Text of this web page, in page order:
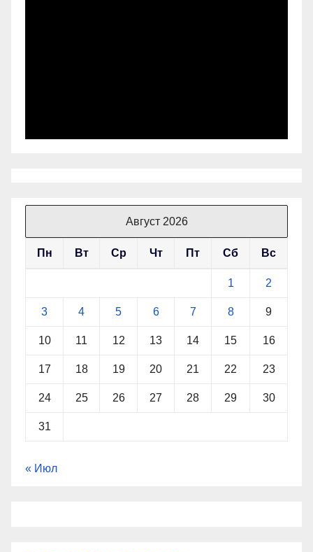
Август 2026
Пн Вт Ср Чт Пт Сб Вс
1 2
3 4 5 6 7 8 9
10 11 12 13 14 15 16
17 18 19 20 21 22 23
24 25 26 27 28 29 30
31
« Июл